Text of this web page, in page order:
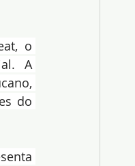
o
A
do